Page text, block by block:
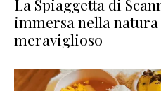
La Spiaggetta di
immersa nella
meraviglioso